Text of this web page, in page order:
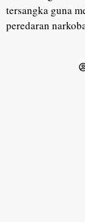
tersangka guna
peredaran